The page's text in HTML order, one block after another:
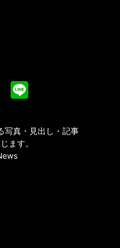
写真・見出し・記事
ます。